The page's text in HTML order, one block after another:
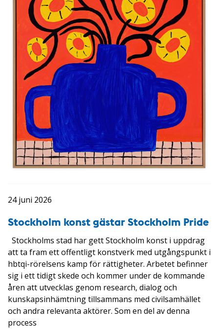
24 juni 2026
Stockholm konst gästar Stockholm Pride
Stockholms stad har gett Stockholm konst i uppdrag
att ta fram ett offentligt konstverk med utgångspunkt i
hbtqi-rörelsens kamp för rättigheter. Arbetet befinner
sig i ett tidigt skede och kommer under de kommande
åren att utvecklas genom research, dialog och
kunskapsinhämtning tillsammans med civilsamhället
och andra relevanta aktörer. Som en del av denna
process